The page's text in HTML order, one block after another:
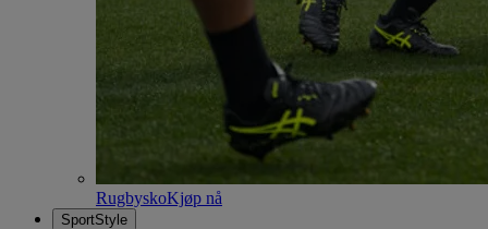
RugbyskoKjøp nå
SportStyle